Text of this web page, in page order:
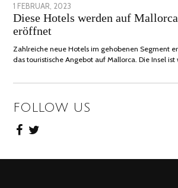
POSTED
ON
1 FEBRUAR, 2023
FEBRUAR,
Diese Hotels werden auf
eröffnet
Zahlreiche neue Hotels im gehobenen Segment
das touristische Angebot auf Mallorca. Die Insel ist
FOLLOW US